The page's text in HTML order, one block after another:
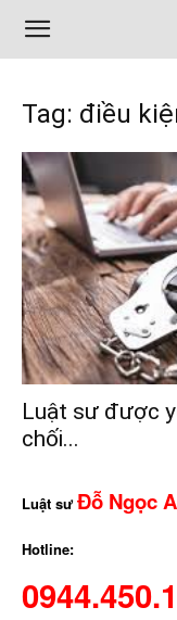
Tag: điều
Luật sư được
chối...
Luật sưĐỗ Ngọc
Hotline: